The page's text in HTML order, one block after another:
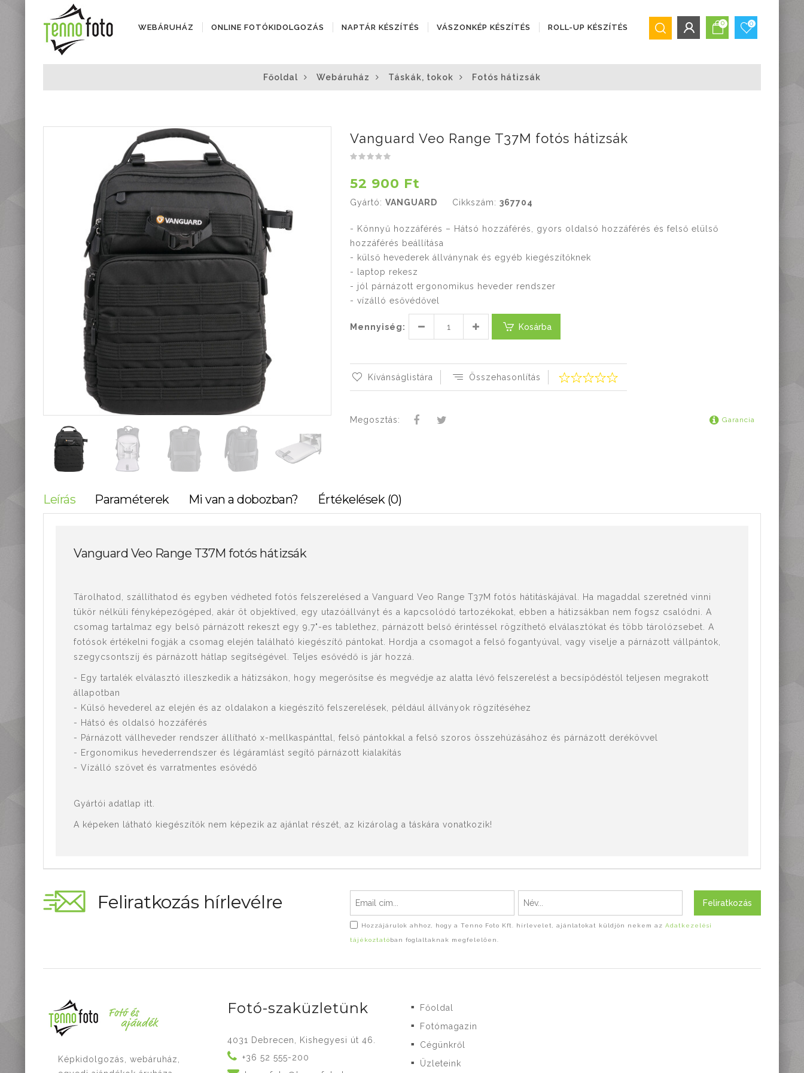
WEBÁRUHÁZ
Objektívek
Videótechnika
Adattárolók
Tisztító eszközök
Állványok
Diktafonok, Diktafon
tartozékok
Markolatok
Vakuk
Távcsövek,
Táskák, tokok
Okostelefon
kiegészítők
Könyvek
Fűthető ruházat
Fotóalbum, képkeret
Stúdió és labor
Mikroszkópok és
nagyítók
Lámpa, Fejlámpa
Időjárás állomás,
mérőeszközök
ONLINE FOTÓKIDOLGOZÁS NAPTÁR KÉSZÍTÉS VÁSZONKÉP KÉSZÍTÉS ROLL-UP KÉSZÍTÉS
Bejelentkezés
0 0
Főoldal Webáruház Táskák, tokok Fotós hátizsák
Vanguard Veo Range T37M fotós hátizsák
52 900 Ft
Gyártó: VANGUARD Cikkszám: 367704
- Könnyű hozzáférés – Hátsó hozzáférés, gyors oldalsó hozzáférés és felső elülső
hozzáférés beállítása
- külső hevederek állványnak és egyéb kiegészítőknek
- laptop rekesz
- jól párnázott ergonomikus heveder rendszer
- vízálló esővédővel
Mennyiség: Kosárba
Kívánságlistára Összehasonlítás
Megosztás: Garancia
Leírás Paraméterek Mi van a dobozban? Értékelések (0)
Vanguard Veo Range T37M fotós hátizsák
Tárolhatod, szállíthatod és egyben védheted fotós felszerelésed a Vanguard Veo Range T37M fotós hátitáskájával
. Ha magaddal szeretnéd vinni
tükör nélküli fényképezőgéped, akár öt objektíved, egy utazóállványt és a kapcsolódó tartozékokat, ebben a hátizsákban nem fogsz csalódni. A
csomag tartalmaz egy belső párnázott rekeszt egy 9,7"-es tablethez, párnázott belső érintéssel rögzíthető elválasztókat és több tárolózsebet. A
fotósok értékelni fogják a csomag elején található kiegészítő pántokat. Hordja a csomagot a felső fogantyúval, vagy viselje a párnázott vállpántok,
szegycsontszíj és párnázott hátlap segítségével. Teljes esővédő is jár hozzá.
- Egy tartalék elválasztó illeszkedik a hátizsákon, hogy megerősítse és megvédje az alatta lévő felszerelést a becsípődéstől teljesen megrakott
állapotban
- Külső hevederel az elején és az oldalakon a kiegészítő felszerelések, például állványok rögzítéséhez
- Hátsó és oldalsó hozzáférés
- Párnázott vállheveder rendszer állítható x-mellkaspánttal, felső pántokkal a felső szoros összehúzásához és párnázott derékövvel
- Ergonomikus hevederrendszer és légáramlást segítő párnázott kialakítás
- Vízálló szövet és varratmentes esővédő
Gyártói adatlap itt.
A képeken látható kiegészítők nem képezik az ajánlat részét, az kizárolag a táskára vonatkozik!
Feliratkozás hírlevélre Feliratkozás
Hozzájárulok ahhoz, hogy a Tenno Foto Kft. hírlevelet, ajánlatokat küldjön nekem azAdatkezelési
tájékoztatóban foglaltaknak megfelelően.
Képkidolgozás, webáruház,
Fotó-szaküzletünk
4031 Debrecen, Kishegyesi út 46.
+36 52 555-200
■ Főoldal
■ Fotómagazin
■ Cégünkről
■ Üzleteink